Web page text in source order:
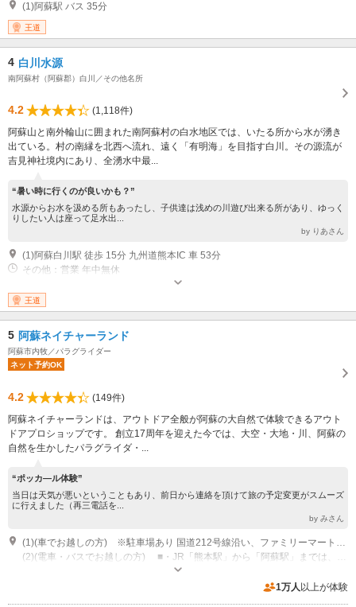
(1)阿蘇駅 バス 35分
王道
4 白川水源
南阿蘇村（阿蘇郡）白川／その他名所
4.2
(1,118件)
阿蘇山と南外輪山に囲まれた南阿蘇村の白水地区では、いたる所から水が湧き
出ている。村の南縁を北西へ流れ、遠く「有明海」を目指す白川。その源流が
吉見神社境内にあり、全湧水中最...
“暑い時に行くのが良いかも？”
水源からお水を汲める所もあったし、子供達は浅めの川遊び出来る所があり、ゆっく
りしたい人は座って足水出...
by りあさん
(1)阿蘇白川駅 徒歩 15分 九州道熊本IC 車 53分
その他：営業 年中無休
王道
5 阿蘇ネイチャーランド
阿蘇市内牧／パラグライダー
ネット予約OK
4.2
(149件)
阿蘇ネイチャーランドは、アウトドア全般が阿蘇の大自然で体験できるアウト
ドアプロショップです。 創立17周年を迎えた今では、大空・大地・川、阿蘇の
自然を生かしたパラグライダ・...
“ポッカ―ル体験”
当日は天気が悪いということもあり、前日から連絡を頂けて旅の予定変更がスムーズ
に行えました（再三電話を...
by みさん
(1)(車でお越しの方) ※駐車場あり 国道212号線沿い、ファミリーマート内牧店の隣にあります。（内牧交番の道路を挟んで向かい側） ■九州自動車道「熊本IC」から国道57号で約50分 ■熊本空港から国道57号で約50分 ■熊本港から国道57号で約90分 ■大分県別府港から国道212号 ■阿蘇やまなみハイウェイで約150分
クローズ：【年末年始の営業について】 ２０２３年12月26日（水）通常通
り営業 12月2７日（木）～1月４日（金）午前まで 店休日 1月４日（金）
1万人 以上が体験